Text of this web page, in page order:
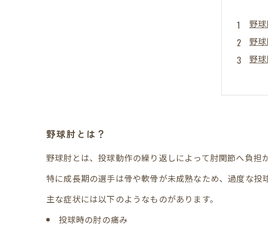
野
野
野
整
整
野
野球肘とは？
野球肘とは、投球動作の繰り返しによって肘関節へ負担
特に成長期の選手は骨や軟骨が未成熟なため、過度な投
主な症状には以下のようなものがあります。
投球時の肘の痛み